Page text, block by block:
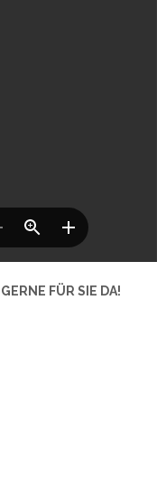
FÜR SIE DA!